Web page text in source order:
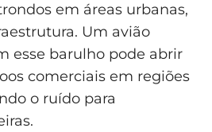
em áreas urbanas,
Um avião
esse barulho pode abrir
comerciais em regiões
o ruído para